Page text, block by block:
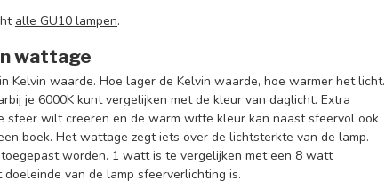
alle GU10 lampen.
wattage
waarde. Hoe lager de Kelvin waarde, hoe warmer het licht.
je 6000K kunt vergelijken met de kleur van daglicht. Extra
wilt creëren en de warm witte kleur kan naast sfeervol ook
boek. Het wattage zegt iets over de lichtsterkte van de lamp.
worden. 1 watt is te vergelijken met een 8 watt
van de lamp sfeerverlichting is.